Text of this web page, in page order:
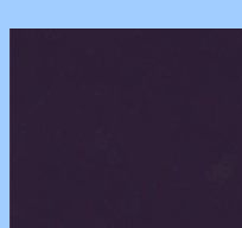
Перейти